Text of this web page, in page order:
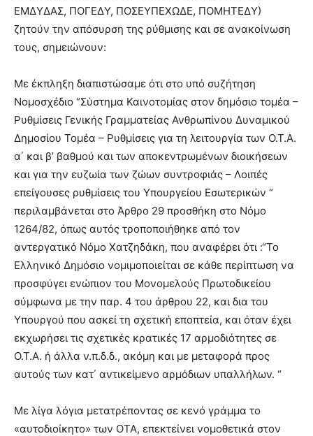
of
pain.
pornhun
porn
ΕΜΔΥΔΑΣ, ΠΟΓΕΔΥ, ΠΟΣΕΥΠΕΧΩΔΕ, ΠΟΜΗΤΕΔΥ)
ζητούν την απόσυρση της ρύθμισης και σε ανακοίνωση
τους, σημειώνουν:
Με έκπληξη διαπιστώσαμε ότι στο υπό συζήτηση
Νομοσχέδιο “Σύστημα Καινοτομίας στον δημόσιο τομέα –
Ρυθμίσεις Γενικής Γραμματείας Ανθρωπίνου Δυναμικού
Δημοσίου Τομέα – Ρυθμίσεις για τη λειτουργία των Ο.Τ.Α.
α΄ και β’ βαθμού και των αποκεντρωμένων διοικήσεων
και για την ευζωία των ζώων συντροφιάς – Λοιπές
επείγουσες ρυθμίσεις του Υπουργείου Εσωτερικών “
περιλαμβάνεται στο Άρθρο 29 προσθήκη στο Νόμο
1264/82, όπως αυτός τροποποιήθηκε από τον
αντεργατικό Νόμο Χατζηδάκη, που αναφέρει ότι :“Το
Ελληνικό Δημόσιο νομιμοποιείται σε κάθε περίπτωση να
προσφύγει ενώπιον του Μονομελούς Πρωτοδικείου
σύμφωνα με την παρ. 4 του άρθρου 22, και δια του
Υπουργού που ασκεί τη σχετική εποπτεία, και όταν έχει
εκχωρήσει τις σχετικές κρατικές 17 αρμοδιότητες σε
Ο.Τ.Α. ή άλλα ν.π.δ.δ., ακόμη και με μεταφορά προς
αυτούς των κατ΄ αντικείμενο αρμόδιων υπαλλήλων. “
Με λίγα λόγια μετατρέποντας σε κενό γράμμα το
«αυτοδιοίκητο» των ΟΤΑ, επεκτείνει νομοθετικά στον